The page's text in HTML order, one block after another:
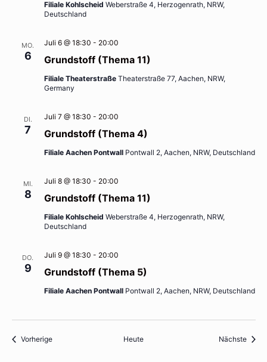
Filiale Kohlscheid Weberstraße 4, Herzogenrath, NRW,
Deutschland
MO.
6 Grundstoff (Thema 11)
Juli 6 @ 18:30 - 20:00
Filiale Theaterstraße Theaterstraße 77, Aachen, NRW,
Germany
DI.
7 Grundstoff (Thema 4)
Juli 7 @ 18:30 - 20:00
Filiale Aachen Pontwall Pontwall 2, Aachen, NRW, Deutschland
MI.
8 Grundstoff (Thema 11)
Juli 8 @ 18:30 - 20:00
Filiale Kohlscheid Weberstraße 4, Herzogenrath, NRW,
Deutschland
DO.
9 Grundstoff (Thema 5)
Juli 9 @ 18:30 - 20:00
Filiale Aachen Pontwall Pontwall 2, Aachen, NRW, Deutschland
VorherigeVeranstaltungen Heute Nächste